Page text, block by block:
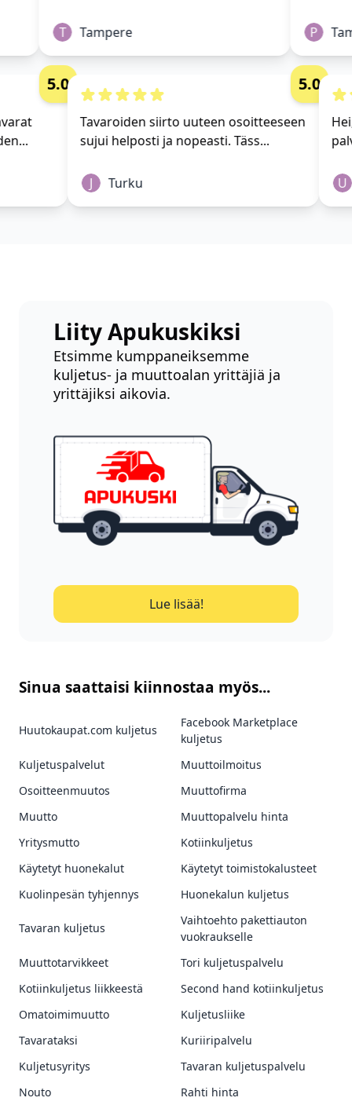
T Tampere P
5.0
Tavaroiden siirto uuteen osoitteeseen
sujui helposti ja nopeasti. Täss...
Turku
5.0
Liity Apukuskiksi
Etsimme kumppaneiksemme
kuljetus- ja muuttoalan yrittäjiä ja
yrittäjiksi aikovia.
Lue lisää!
Sinua saattaisi kiinnostaa myös...
Huutokaupat.com kuljetus
Facebook Marketplace
kuljetus
Kuljetuspalvelut
Muuttoilmoitus
Osoitteenmuutos
Muuttofirma
Muutto
Muuttopalvelu hinta
Yritysmutto
Kotiinkuljetus
Käytetyt huonekalut
Käytetyt toimistokalusteet
Kuolinpesän tyhjennys
Huonekalun kuljetus
Tavaran kuljetus
Vaihtoehto pakettiauton
vuokraukselle
Muuttotarvikkeet
Tori kuljetuspalvelu
Kotiinkuljetus liikkeestä
Second hand kotiinkuljetus
Omatoimimuutto
Kuljetusliike
Tavarataksi
Kuriiripalvelu
Kuljetusyritys
Tavaran kuljetuspalvelu
Nouto
Rahti hinta